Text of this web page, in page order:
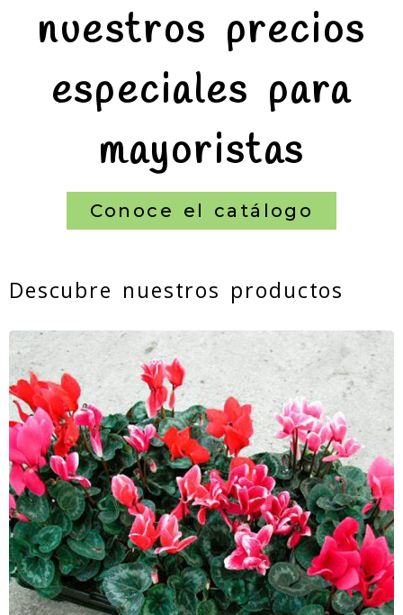
nuestros precios
especiales para
mayoristas
Conoce el catálogo
Descubre nuestros productos